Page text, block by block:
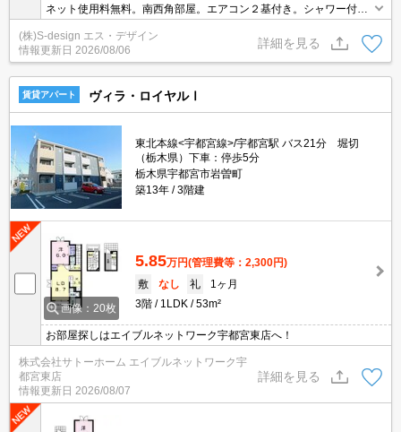
ネット使用料無料。南西角部屋。エアコン２基付き。シャワー付独
立洗面台。追焚給湯。ＴＶインターホン付き。浴室乾燥機付。温水
洗浄便座付き。照明器具付き。シューズボックス付き。玄関デジタ
ルキー。室内物干しあり。
(株)S-design エス・デザイン
情報更新日 2026/08/06
詳細を見る
賃貸アパート ヴィラ・ロイヤルⅠ
東北本線<宇都宮線>/宇都宮駅 バス21分 堀切
（栃木県）下車：停歩5分
栃木県宇都宮市岩曽町
築13年
3階建
画像：20枚
5.85万円(管理費等：2,300円)
敷
なし 礼
1ヶ月
3階
1LDK 53m²
お部屋探しはエイブルネットワーク宇都宮東店へ！
株式会社サトーホーム エイブルネットワーク宇
都宮東店
情報更新日 2026/08/07
詳細を見る